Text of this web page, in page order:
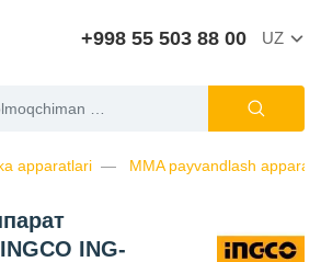
+998 55 503 88 00 UZ
apparatlari MMA payvandlash
ING-